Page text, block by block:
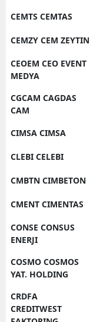
CEMTS CEMTAS
CEMZY CEM ZEYTIN
CEOEM CEO EVENT
MEDYA
CGCAM CAGDAS
CAM
CIMSA CIMSA
CLEBI CELEBI
CMBTN CIMBETON
CMENT CIMENTAS
CONSE CONSUS
ENERJI
COSMO COSMOS
YAT. HOLDING
CRDFA
CREDITWEST